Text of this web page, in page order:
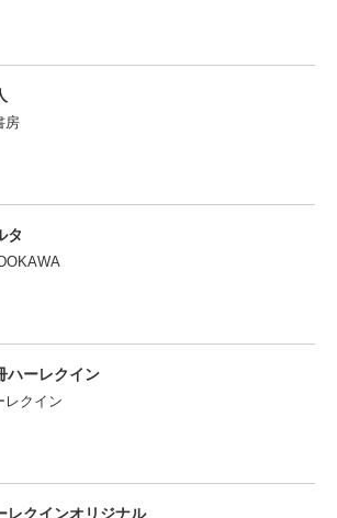
房
タ
ハーレクイン
レクイン
レクインオリジナル